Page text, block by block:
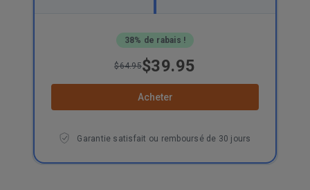
38% de rabais !
$64.95$39.95
Acheter
Garantie satisfait ou remboursé de 30 jours